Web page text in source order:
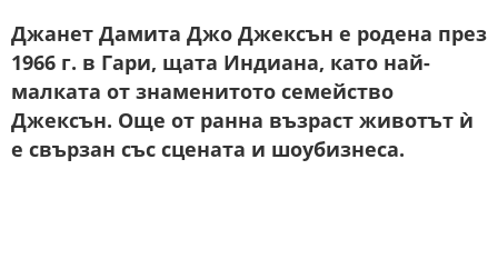
Джанет Дамита Джо Джексън е родена през
1966 г. в Гари, щата Индиана, като най-
малката от знаменитото семейство
Джексън. Още от ранна възраст животът ѝ
е свързан със сцената и шоубизнеса.